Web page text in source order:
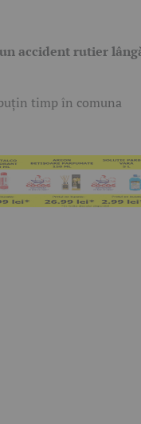
accident rutier
timp în comuna